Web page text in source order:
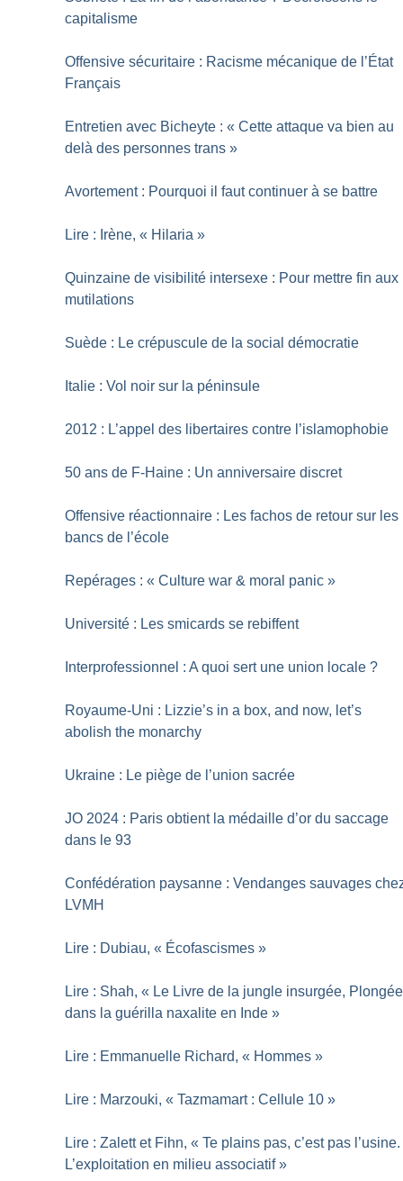
capitalisme
Offensive sécuritaire : Racisme mécanique de l’État
Français
Entretien avec Bicheyte : « Cette attaque va bien au
delà des personnes trans »
Avortement : Pourquoi il faut continuer à se battre
Lire : Irène, « Hilaria »
Quinzaine de visibilité intersexe : Pour mettre fin aux
mutilations
Suède : Le crépuscule de la social démocratie
Italie : Vol noir sur la péninsule
2012 : L’appel des libertaires contre l’islamophobie
50 ans de F-Haine : Un anniversaire discret
Offensive réactionnaire : Les fachos de retour sur les
bancs de l’école
Repérages : « Culture war & moral panic »
Université : Les smicards se rebiffent
Interprofessionnel : A quoi sert une union locale ?
Royaume-Uni : Lizzie’s in a box, and now, let’s
abolish the monarchy
Ukraine : Le piège de l’union sacrée
JO 2024 : Paris obtient la médaille d’or du saccage
dans le 93
Confédération paysanne : Vendanges sauvages
LVMH
Lire : Dubiau, « Écofascismes »
Lire : Shah, « Le Livre de la jungle insurgée, Plongée
dans la guérilla naxalite en Inde »
Lire : Emmanuelle Richard, « Hommes »
Lire : Marzouki, « Tazmamart : Cellule 10 »
Lire : Zalett et Fihn, « Te plains pas, c’est pas l’usine.
L’exploitation en milieu associatif »